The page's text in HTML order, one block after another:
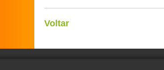
Voltar